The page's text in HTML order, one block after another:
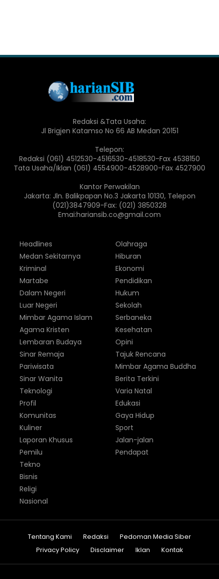
Redaksi &Tata Usaha:
Jl Brigjen Katamso No 66 AB Medan 20151
Telepon:
Redaksi (061) 4512530-4516530-4518530-Fax 4538150
Tata Usaha/Iklan (061) 4554900-4528900-Fax 4527900
Kantor Perwakilan
Jakarta: Jln. Balikpapan No.3 Jakarta 10130, Telepon
(021)3847909-Fax: (021) 3850328
Emai:hariansib.co@gmail.com
Headlines
Medan Sekitarnya
Kriminal
Martabe
Dalam Negeri
Luar Negeri
Olahraga
Hiburan
Ekonomi
Pendidikan
Hukum
Sekolah
Mimbar Agama Islam
Agama Kristen
Lembaran Budaya
Sinar Remaja
Pariwisata
Sinar Wanita
Serbaneka
Kesehatan
Opini
Tajuk Rencana
Mimbar Agama Buddha
Berita Terkini
Teknologi
Profil
Komunitas
Kuliner
Laporan Khusus
Pemilu
Varia Natal
Edukasi
Gaya Hidup
Sport
Jalan-jalan
Pendapat
Tekno
Bisnis
Religi
Nasional
Tentang Kami Redaksi
Pedoman Media Siber
Privacy Policy
Disclaimer Iklan Kontak